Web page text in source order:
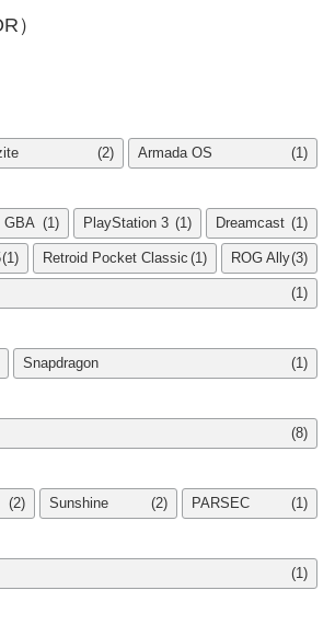
）
(2) Armada OS (1)
GBA (1) PlayStation 3 (1) Dreamcast (1)
(1) Retroid Pocket Classic (1) ROG Ally(3)
(1)
Snapdragon (1)
(8)
(2) Sunshine (2) PARSEC (1)
(1)